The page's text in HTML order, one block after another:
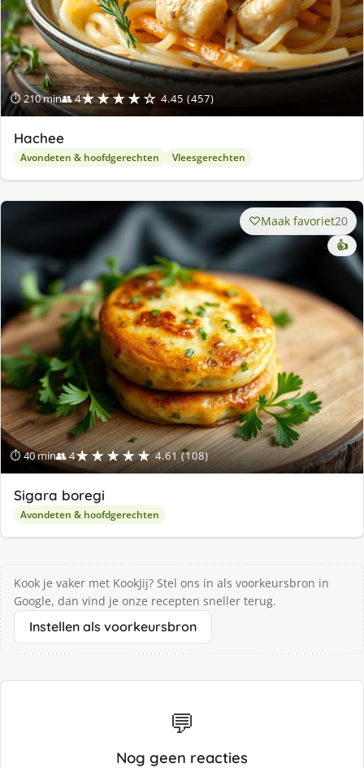
⏱ 210 min👥 4★★★★☆ 4.45 (457)
Hachee
Avondeten & hoofdgerechten Vleesgerechten
⏱ 40 min👥 4★★★★★ 4.61 (108)
Maak favoriet20
👍
Sigara boregi
Avondeten & hoofdgerechten
Kook je vaker met KookJij? Stel ons in als voorkeursbron in
Google, dan vind je onze recepten sneller terug.
Instellen als voorkeursbron
💬
Nog geen reacties